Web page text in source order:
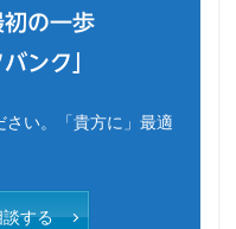
の一歩
ンク」
い。「貴方に」最適
する